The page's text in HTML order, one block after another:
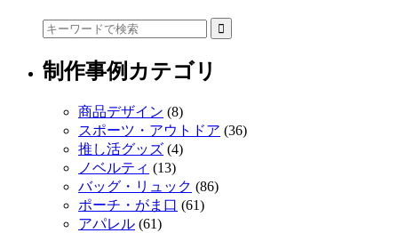
制作事例カテゴリ
商品デザイン (8)
スポーツ・アウトドア (36)
推し活グッズ (4)
ノベルティ (13)
バッグ・リュック (86)
ポーチ・がま口 (61)
アパレル (61)